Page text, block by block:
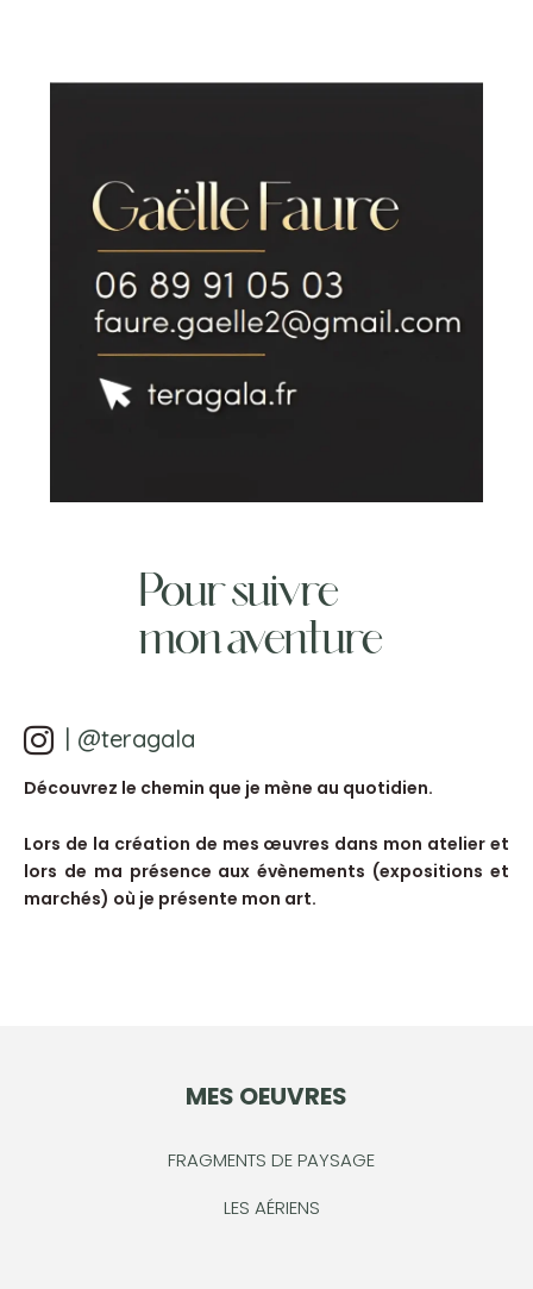
Pour suivre
mon aventure
| @teragala
Découvrez le chemin que je mène au quotidien.
Lors de la création de mes œuvres dans mon atelier et
lors de ma présence aux évènements (expositions et
marchés) où je présente mon art.
MES OEUVRES
FRAGMENTS DE PAYSAGE
LES AÉRIENS